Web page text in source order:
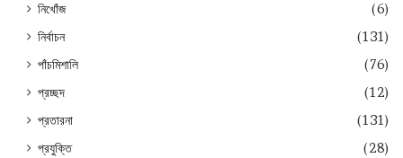
নিখোঁজ
(6)
নির্বাচন
(131)
পাঁচমিশালি
(76)
প্রচ্ছদ
(12)
প্রতারনা
(131)
প্রযুক্তি
(28)